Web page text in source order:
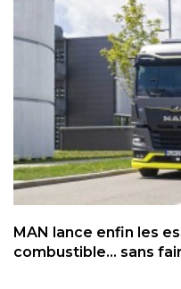
MAN lance enfin les
combustible... sans